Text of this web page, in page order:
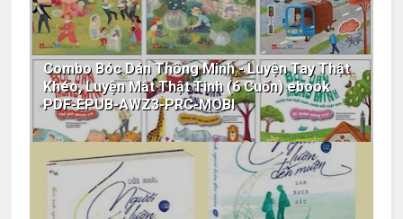
Combo Bóc Dán Thông Minh - Luyện Tay Thật
Khéo, Luyện Mắt Thật Tinh (6 Cuốn) ebook
PDF-EPUB-AWZ3-PRC-MOBI